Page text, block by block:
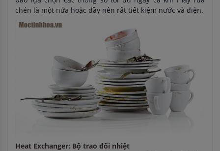
chén là một nửa hoặc đầy nên rất tiết kiệm nước và điện.
Heat Exchanger: Bộ trao đổi nhiệt